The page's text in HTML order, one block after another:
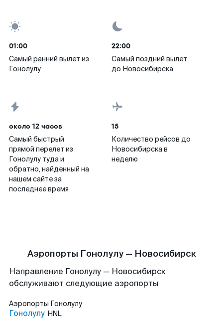
01:00
Самый ранний вылет из
Гонолулу
22:00
Самый поздний вылет
до Новосибирска
около 12 часов
Самый быстрый
прямой перелет из
Гонолулу туда и
обратно, найденный на
нашем сайте за
последнее время
15
Количество рейсов до
Новосибирска в
неделю
Аэропорты Гонолулу — Новосибирск
Направление Гонолулу — Новосибирск
обслуживают следующие аэропорты
Аэропорты Гонолулу
Гонолулу HNL